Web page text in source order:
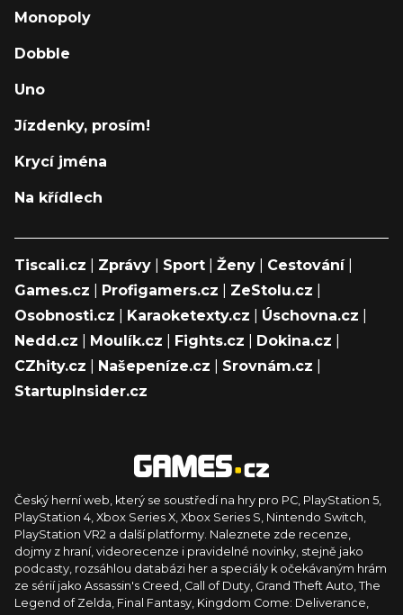
Monopoly
Dobble
Uno
Jízdenky, prosím!
Krycí jména
Na křídlech
Tiscali.cz Zprávy Sport Ženy Cestování|
Games.cz
Profigamers.cz ZeStolu.cz
Osobnosti.cz
Karaoketexty.cz Úschovna.cz
Nedd.cz
Moulík.cz Fights.cz Dokina.cz
CZhity.cz
Našepeníze.cz Srovnám.cz
StartupInsider.cz
Český herní web, který se soustředí na hry pro PC, PlayStation 5,
PlayStation 4, Xbox Series X, Xbox Series S, Nintendo Switch,
PlayStation VR2 a další platformy. Naleznete zde recenze,
dojmy z hraní, videorecenze i pravidelné novinky, stejně jako
podcasty, rozsáhlou databázi her a speciály k očekávaným hrám
ze sérií jako Assassin's Creed, Call of Duty, Grand Theft Auto, The
Legend of Zelda, Final Fantasy, Kingdom Come: Deliverance,